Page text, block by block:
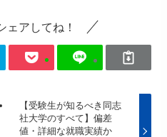
ェアしてね！
【受験生が知るべき同志
社大学のすべて】偏差
値・詳細な就職実績か